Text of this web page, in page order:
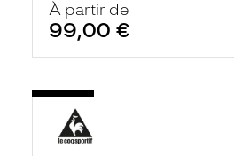
À partir de
99,00 €